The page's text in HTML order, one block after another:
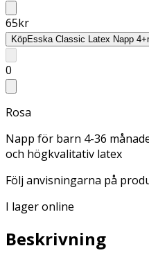
65kr
KöpEsska Classic Latex Napp
0
Rosa
Napp för barn 4-36
och högkvalitativ latex
Följ anvisningarna på
I lager online
Beskrivning